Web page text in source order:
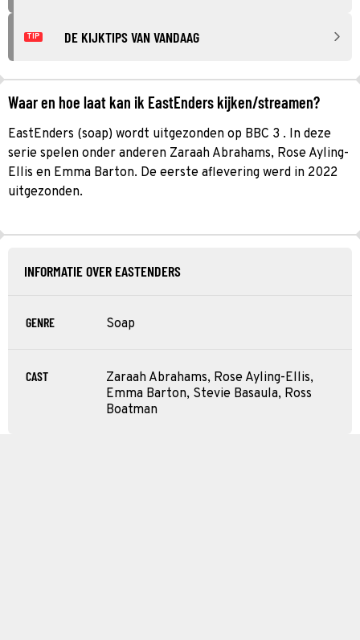
TIP DE KIJKTIPS VAN VANDAAG
Waar en hoe laat kan ik EastEnders kijken/streamen?
EastEnders (soap) wordt uitgezonden op BBC 3 . In deze
serie spelen onder anderen Zaraah Abrahams, Rose Ayling-
Ellis en Emma Barton. De eerste aflevering werd in 2022
uitgezonden.
INFORMATIE OVER EASTENDERS
GENRE Soap
CAST
Zaraah Abrahams, Rose Ayling-Ellis,
Emma Barton, Stevie Basaula, Ross
Boatman